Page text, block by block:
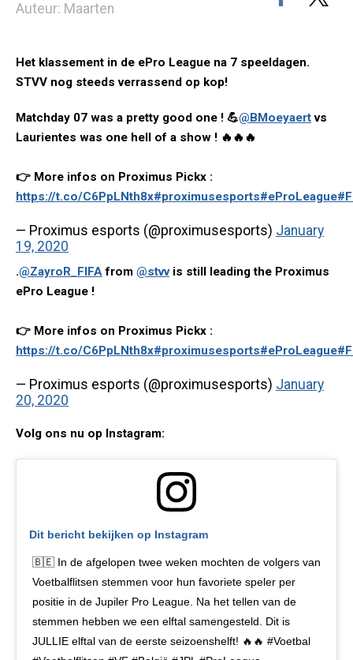
Auteur: Maarten
Het klassement in de ePro League na 7 speeldagen.
STVV nog steeds verrassend op kop!
Matchday 07 was a pretty good one ! 💪@BMoeyaertvs
Laurientes was one hell of a show ! 🔥🔥🔥
👉 More infos on Proximus Pickx :
https://t.co/C6PpLNth8x#proximusesports#eProLeague
— Proximus esports (@proximusesports) January
19, 2020
.@ZayroR_FIFAfrom @stvvis still leading the Proximus
ePro League !
👉 More infos on Proximus Pickx :
https://t.co/C6PpLNth8x#proximusesports#eProLeague
— Proximus esports (@proximusesports) January
20, 2020
Volg ons nu op Instagram:
Dit bericht bekijken op Instagram
🇧🇪 In de afgelopen twee weken mochten de volgers van
Voetbalflitsen stemmen voor hun favoriete speler per
positie in de Jupiler Pro League. Na het tellen van de
stemmen hebben we een elftal samengesteld. Dit is
JULLIE elftal van de eerste seizoenshelft! 🔥🔥 #Voetbal